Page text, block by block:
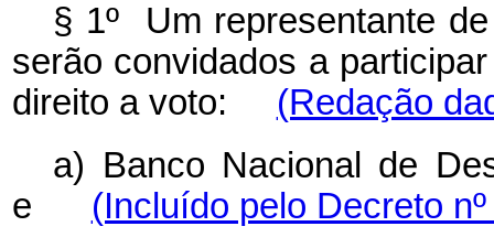
§ 1º Um representante
serão convidados a
direito a voto: (Redação
a) Banco Nacional de
e (Incluído pelo Decreto